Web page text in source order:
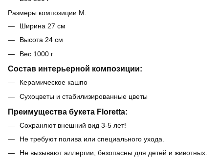
Размеры композиции М:
Ширина 27 см
Высота 24 см
Вес 1000 г
Состав интерьерной композиции:
Керамическое кашпо
Сухоцветы и стабилизированные цветы
Преимущества букета Floretta:
Сохраняют внешний вид 3-5 лет!
Не требуют полива или специального ухода.
Не вызывают аллергии, безопасны для детей и животных.